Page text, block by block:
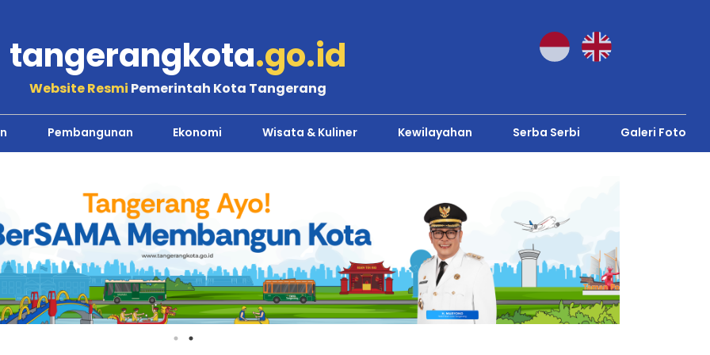
tangerangkota.go.id
Website Resmi Pemerintah Kota Tangerang
Pembangunan Ekonomi Wisata & Kuliner Kewilayahan Serba Serbi Galeri Foto